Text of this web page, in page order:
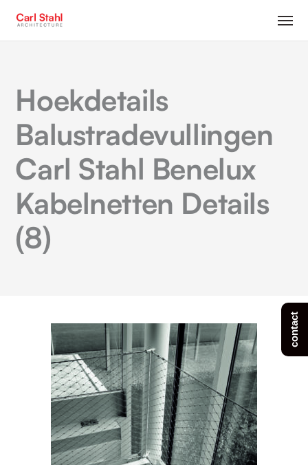
Hoekdetails
Balustradevullingen
Carl Stahl Benelux
Kabelnetten Details
(8)
contact